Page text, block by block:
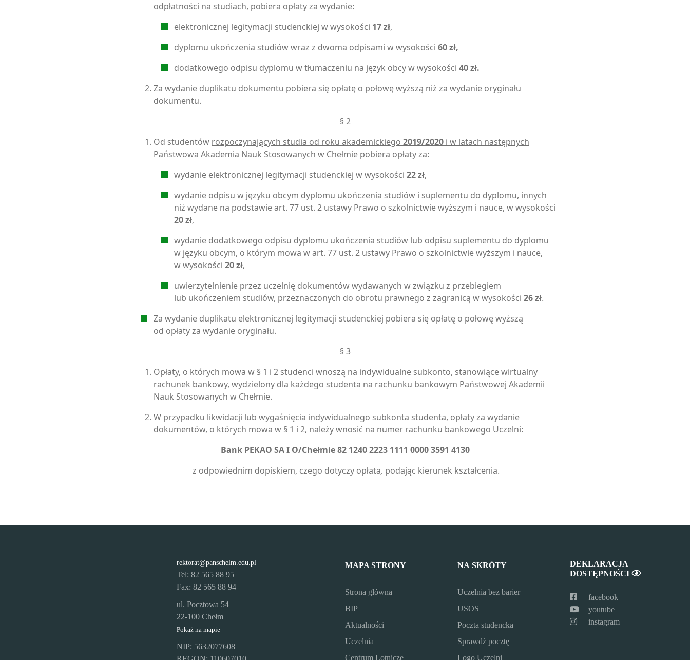
odpłatności na studiach, pobiera opłaty za wydanie:
elektronicznej legitymacji studenckiej w wysokości 17 zł,
dyplomu ukończenia studiów wraz z dwoma odpisami w wysokości 60 zł,
dodatkowego odpisu dyplomu w tłumaczeniu na język obcy w wysokości 40 zł.
Za wydanie duplikatu dokumentu pobiera się opłatę o połowę wyższą niż za wydanie oryginału
dokumentu.
§ 2
Od studentów rozpoczynających studia od roku akademickiego 2019/2020 i w latach następnych
Państwowa Akademia Nauk Stosowanych w Chełmie pobiera opłaty za:
wydanie elektronicznej legitymacji studenckiej w wysokości 22 zł,
wydanie odpisu w języku obcym dyplomu ukończenia studiów i suplementu do dyplomu, innych
niż wydane na podstawie art. 77 ust. 2 ustawy Prawo o szkolnictwie wyższym i nauce, w wysokości
20 zł,
wydanie dodatkowego odpisu dyplomu ukończenia studiów lub odpisu suplementu do dyplomu
w języku obcym, o którym mowa w art. 77 ust. 2 ustawy Prawo o szkolnictwie wyższym i nauce,
w wysokości 20 zł,
uwierzytelnienie przez uczelnię dokumentów wydawanych w związku z przebiegiem
lub ukończeniem studiów, przeznaczonych do obrotu prawnego z zagranicą w wysokości 26 zł.
Za wydanie duplikatu elektronicznej legitymacji studenckiej pobiera się opłatę o połowę wyższą
od opłaty za wydanie oryginału.
§ 3
Opłaty, o których mowa w § 1 i 2 studenci wnoszą na indywidualne subkonto, stanowiące wirtualny
rachunek bankowy, wydzielony dla każdego studenta na rachunku bankowym Państwowej Akademii
Nauk Stosowanych w Chełmie.
W przypadku likwidacji lub wygaśnięcia indywidualnego subkonta studenta, opłaty za wydanie
dokumentów, o których mowa w § 1 i 2, należy wnosić na numer rachunku bankowego Uczelni:
Bank PEKAO SA I O/Chełmie 82 1240 2223 1111 0000 3591 4130
z odpowiednim dopiskiem, czego dotyczy opłata, podając kierunek kształcenia.
rektorat@panschelm.edu.pl
Tel: 82 565 88 95
Fax: 82 565 88 94
ul. Pocztowa 54
22-100 Chełm
Pokaż na mapie
NIP: 5632077608
MAPA STRONY
Strona główna
BIP
Aktualności
Uczelnia
Centrum Lotnicze
NA SKRÓTY
Uczelnia bez barier
USOS
Poczta studencka
Sprawdź pocztę
Logo Uczelni
DEKLARACJA
DOSTĘPNOŚCI
facebook
youtube
instagram